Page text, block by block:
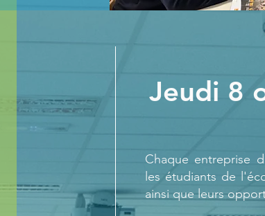
Jeudi 8
Chaque entreprise
les étudiants de
ainsi que leurs